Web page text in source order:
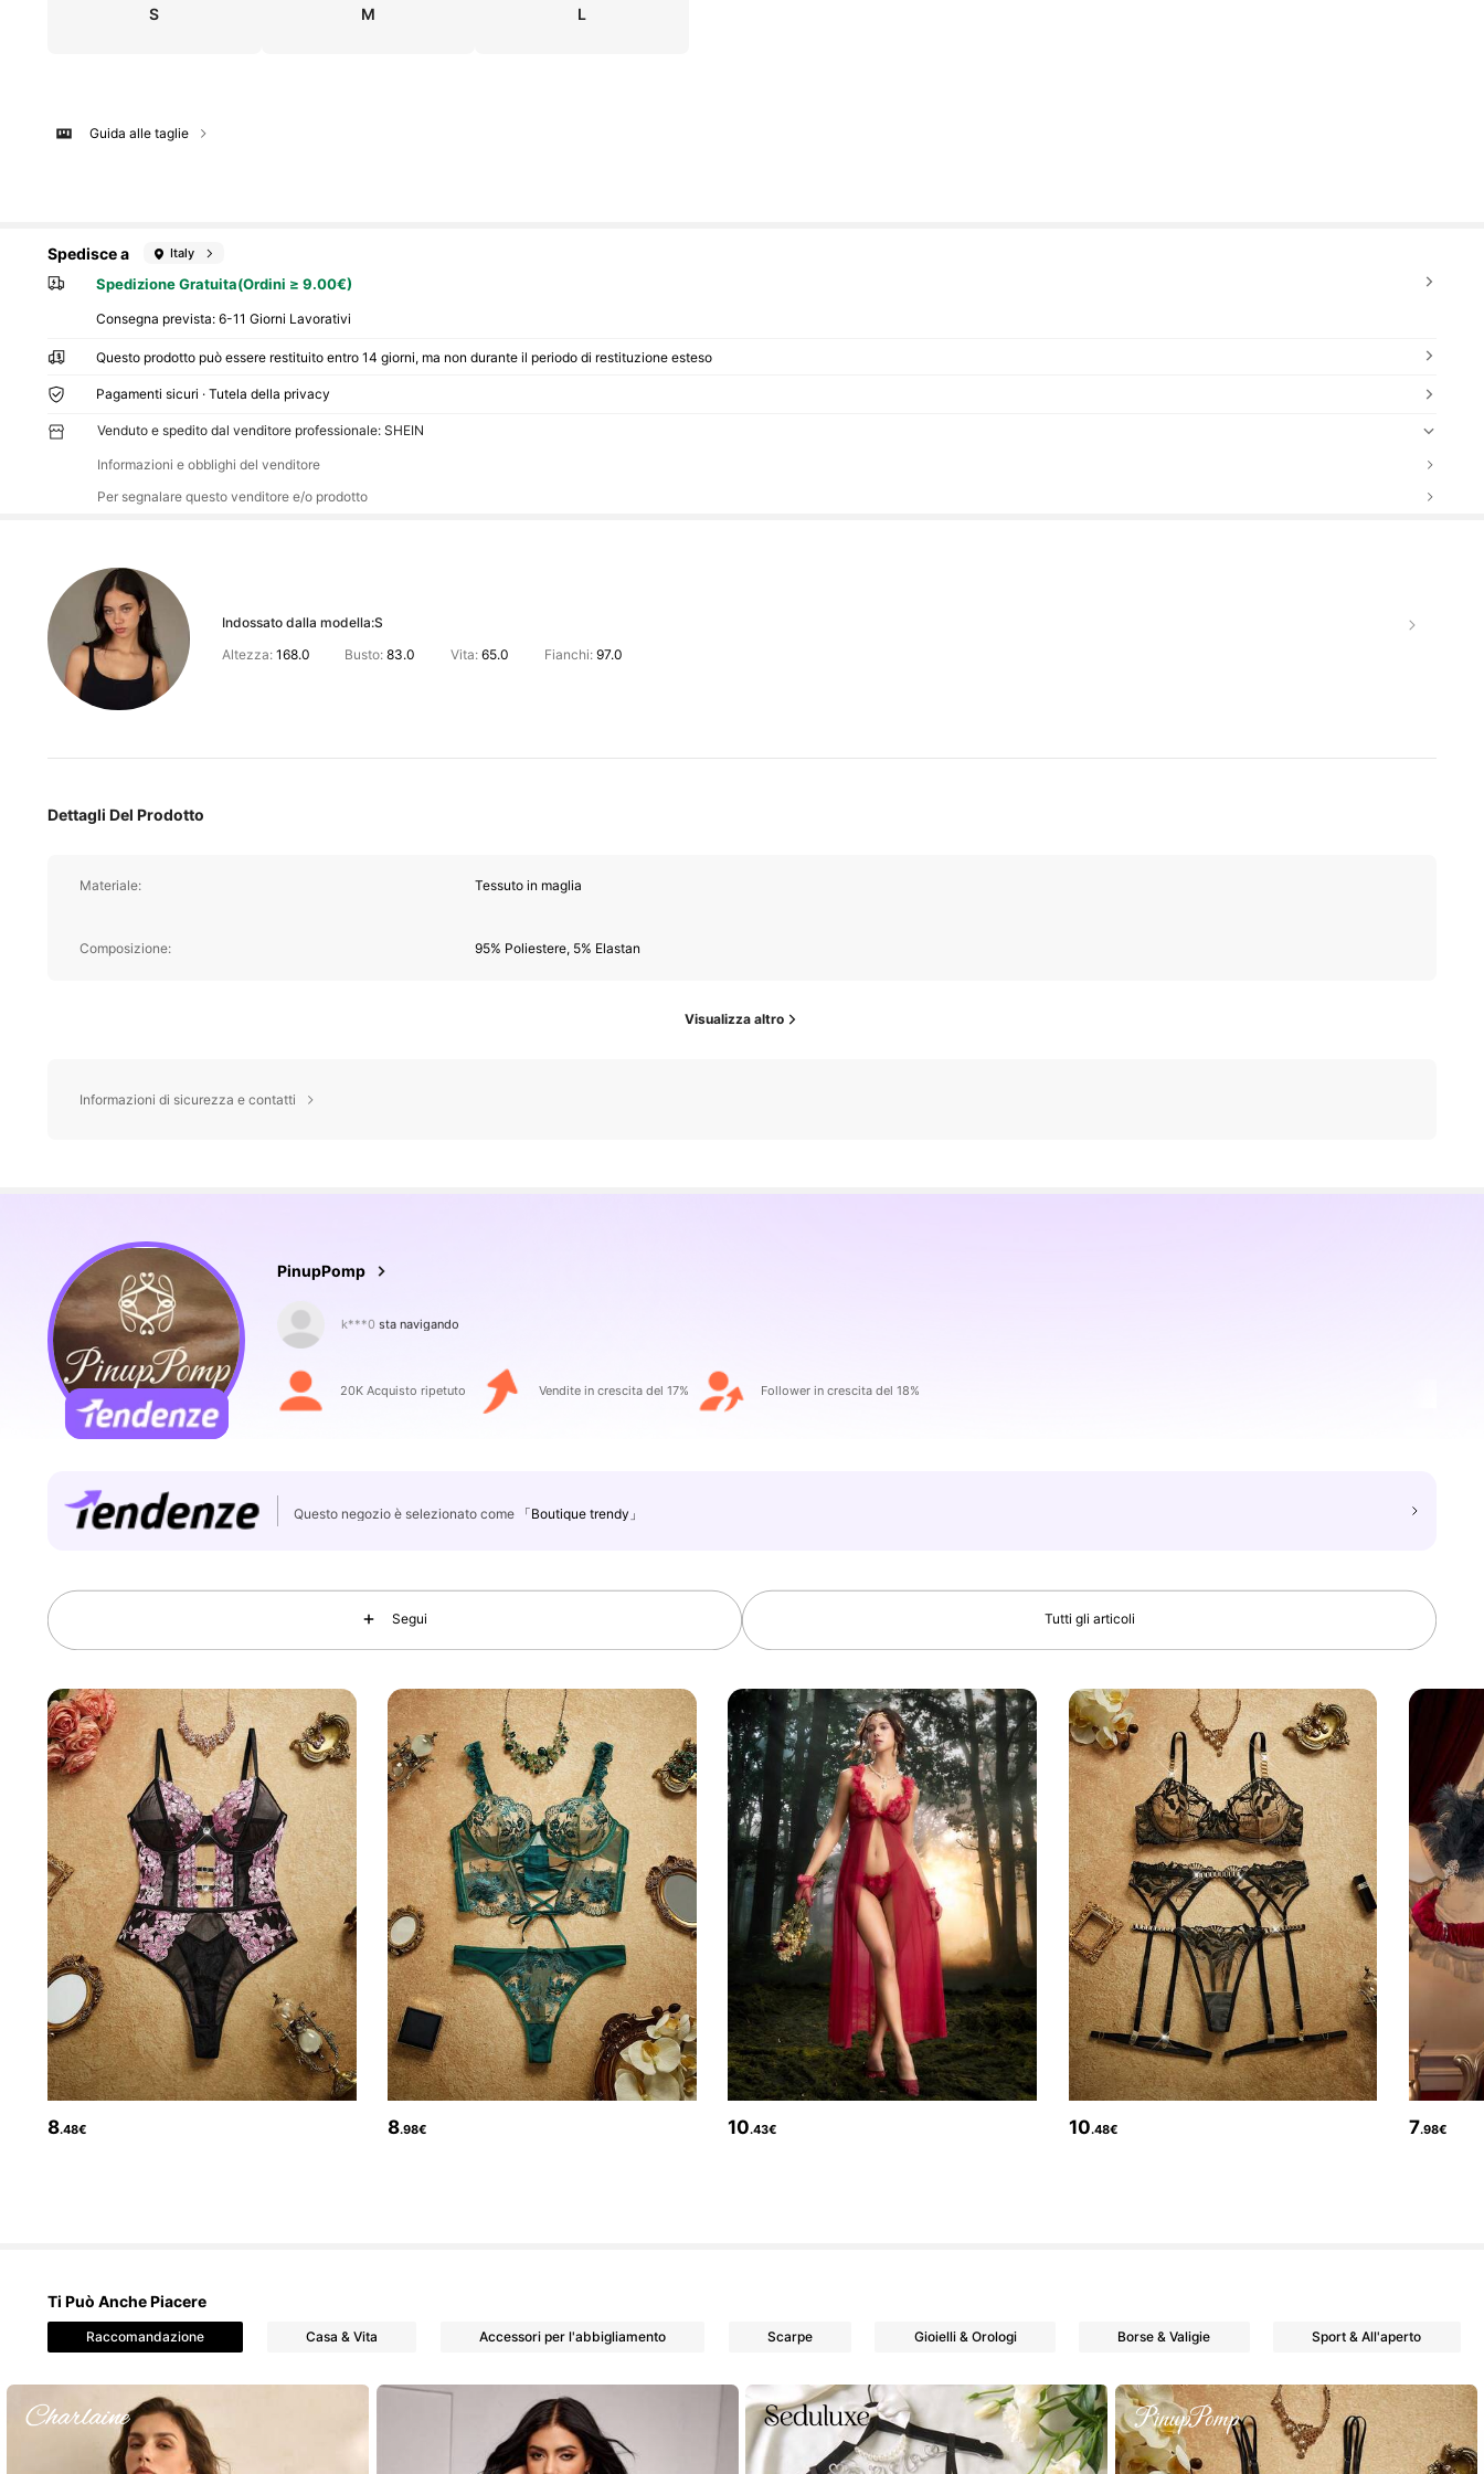
S M L
Guida alle taglie
Spedisce a Italy
Spedizione Gratuita(Ordini ≥ 9.00€)
Consegna prevista:6-11 Giorni Lavorativi
Questo prodotto può essere restituito entro 14 giorni, ma non durante il periodo di restituzione esteso
Pagamenti sicuri · Tutela della privacy
Venduto e spedito dal venditore professionale: SHEIN
Informazioni e obblighi del venditore
Per segnalare questo venditore e/o prodotto
Indossato dalla modella:S
Altezza: 168.0 Busto:83.0 Vita: 65.0 Fianchi: 97.0
Dettagli Del Prodotto
Materiale: Tessuto in maglia
Composizione: 95% Poliestere, 5% Elastan
Visualizza altro
Informazioni di sicurezza e contatti
PinupPomp
4.84
4.84
82K Follower
4.84
82K Follower
20K Acquisto ripetuto Vendite in crescita del 17% Follower in crescita del 18%
Questo negozio è selezionato come 「Boutique trendy」
Segui Tutti gli articoli
8.48€ 8.98€ 10.43€ 10.48€ 7.98€
Ti Può Anche Piacere
Raccomandazione Casa & Vita Accessori per l'abbigliamento Scarpe Gioielli & Orologi Borse & Valigie Sport & All'aperto